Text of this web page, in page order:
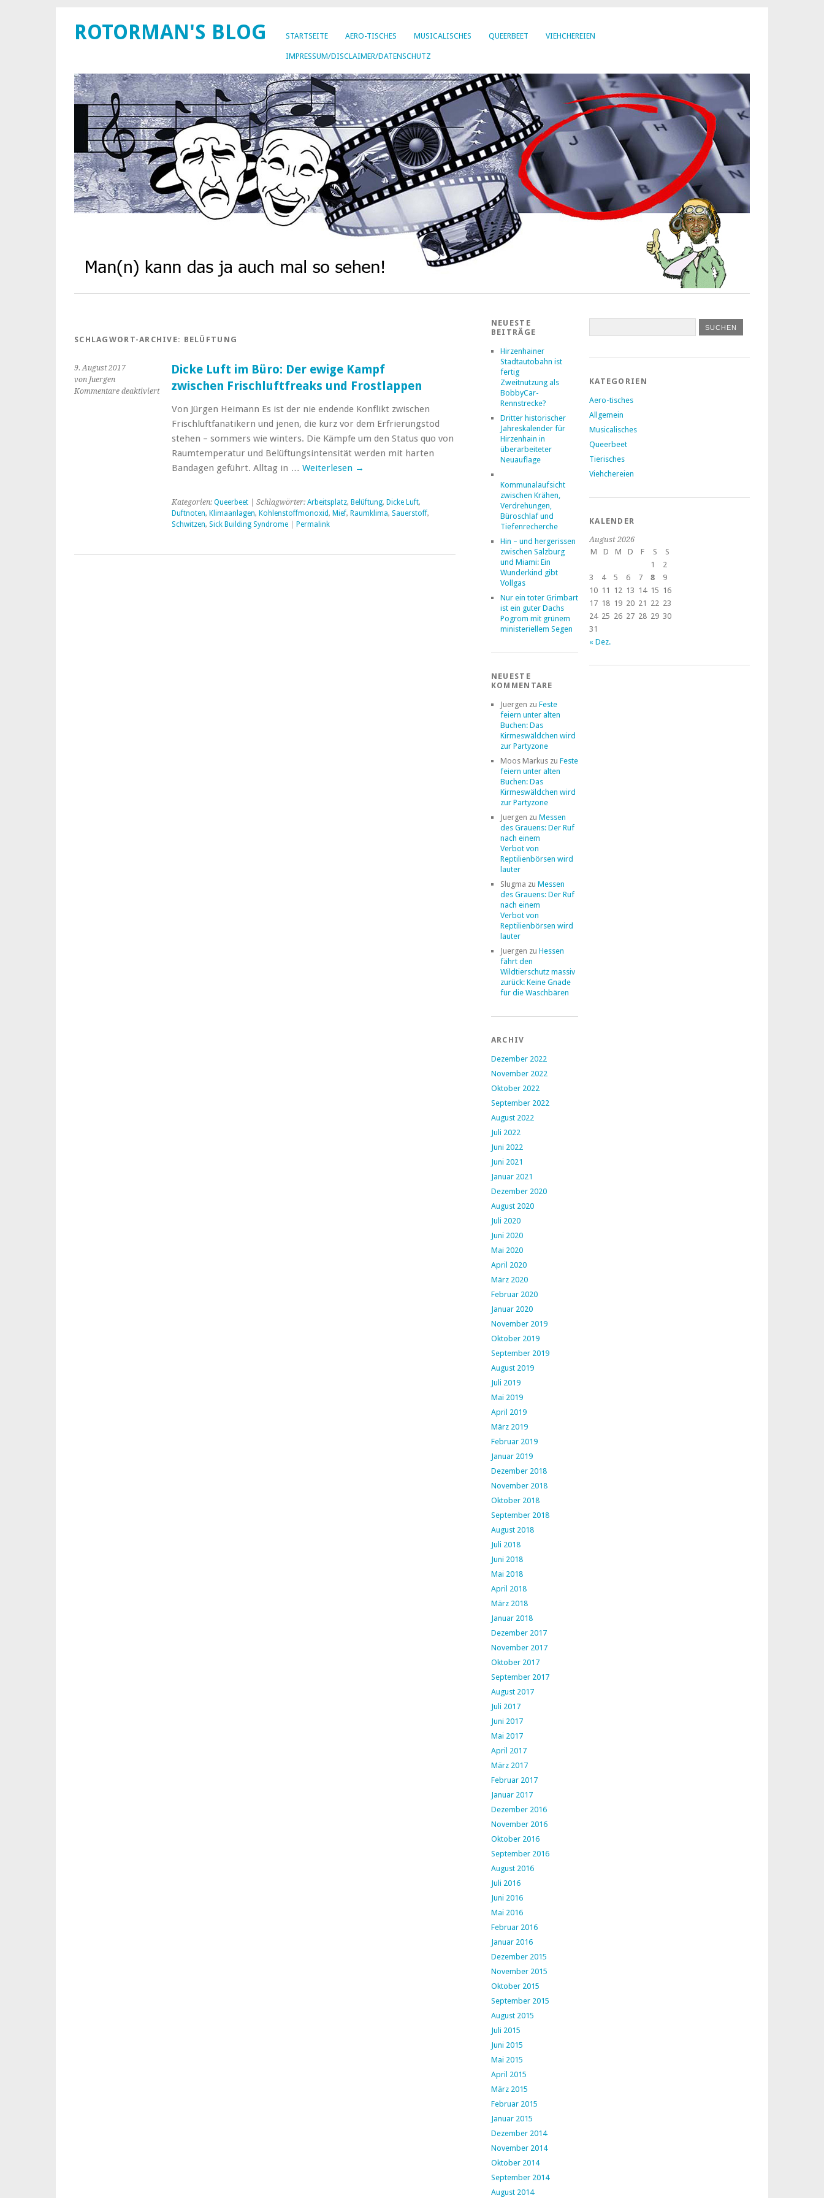
STARTSEITE AERO-TISCHES MUSICALISCHES QUEERBEET VIEHCHEREIEN
IMPRESSUM/DISCLAIMER/DATENSCHUTZ
ROTORMAN'S BLOG
SCHLAGWORT-ARCHIVE: BELÜFTUNG
9. August 2017
von Juergen
Kommentare deaktiviertfür
Büro:
Kampf
Frostlappen
Dicke Luft im Büro: Der ewige Kampf
zwischen Frischluftfreaks und Frostlappen
Von Jürgen Heimann Es ist der nie endende Konflikt zwischen
Frischluftfanatikern und jenen, die kurz vor dem Erfrierungstod
stehen – sommers wie winters. Die Kämpfe um den Status quo von
Raumtemperatur und Belüftungsintensität werden mit harten
Bandagen geführt. Alltag in … Weiterlesen →
Kategorien: Queerbeet| Schlagwörter: Arbeitsplatz, Belüftung, Dicke Luft,
Duftnoten, Klimaanlagen, Kohlenstoffmonoxid, Mief, Raumklima, Sauerstoff,
Schwitzen, Sick Building Syndrome| Permalink
NEUESTE
BEITRÄGE
Hirzenhainer
Stadtautobahn ist
fertig
Zweitnutzung als
BobbyCar-
Rennstrecke?
Dritter historischer
Jahreskalender für
Hirzenhain in
überarbeiteter
Neuauflage
Kommunalaufsicht
zwischen Krähen,
Verdrehungen,
Büroschlaf und
Tiefenrecherche
Hin – und hergerissen
zwischen Salzburg
und Miami: Ein
Wunderkind gibt
Vollgas
Nur ein toter Grimbart
ist ein guter Dachs
Pogrom mit grünem
ministeriellem Segen
NEUESTE
KOMMENTARE
Juergen zu Feste
feiern unter alten
Buchen: Das
Kirmeswäldchen wird
zur Partyzone
Moos Markuszu Feste
feiern unter alten
Buchen: Das
Kirmeswäldchen wird
zur Partyzone
Juergen zu Messen
des Grauens: Der Ruf
nach einem
Verbot von
Reptilienbörsen wird
lauter
Slugma zu Messen
des Grauens: Der Ruf
nach einem
Verbot von
Reptilienbörsen wird
lauter
Juergen zu Hessen
fährt den
Wildtierschutz massiv
zurück: Keine Gnade
für die Waschbären
ARCHIV
Dezember 2022
November 2022
Oktober 2022
September 2022
August 2022
Juli 2022
Juni 2022
Juni 2021
Januar 2021
Dezember 2020
August 2020
Juli 2020
Juni 2020
Mai 2020
April 2020
März 2020
Februar 2020
Januar 2020
November 2019
Oktober 2019
September 2019
August 2019
Juli 2019
Mai 2019
April 2019
März 2019
Februar 2019
Januar 2019
Dezember 2018
November 2018
Oktober 2018
September 2018
August 2018
Juli 2018
Juni 2018
Mai 2018
April 2018
März 2018
Januar 2018
Dezember 2017
November 2017
Oktober 2017
September 2017
August 2017
Juli 2017
Juni 2017
Mai 2017
April 2017
März 2017
Februar 2017
Januar 2017
Dezember 2016
November 2016
Oktober 2016
September 2016
August 2016
Juli 2016
Juni 2016
Mai 2016
Februar 2016
Januar 2016
Dezember 2015
November 2015
Oktober 2015
September 2015
August 2015
Juli 2015
Juni 2015
Mai 2015
April 2015
März 2015
Februar 2015
Januar 2015
Dezember 2014
November 2014
Oktober 2014
September 2014
August 2014
KATEGORIEN
Aero-tisches
Allgemein
Musicalisches
Queerbeet
Tierisches
Viehchereien
KALENDER
August 2026
M
D M D F S
S
1
2
3
4 5 6 7 8
9
10 11 12 13 14 15 16
17 18 19 20 21 22 23
24 25 26 27 28 29 30
31
« Dez.